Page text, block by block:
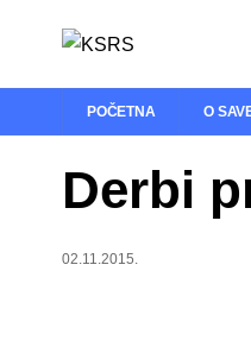
POČETNA O
Derbi
02.11.2015.